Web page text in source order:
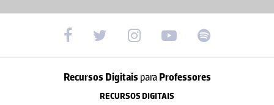
Recursos Digitais paraProfessores
RECURSOS DIGITAIS